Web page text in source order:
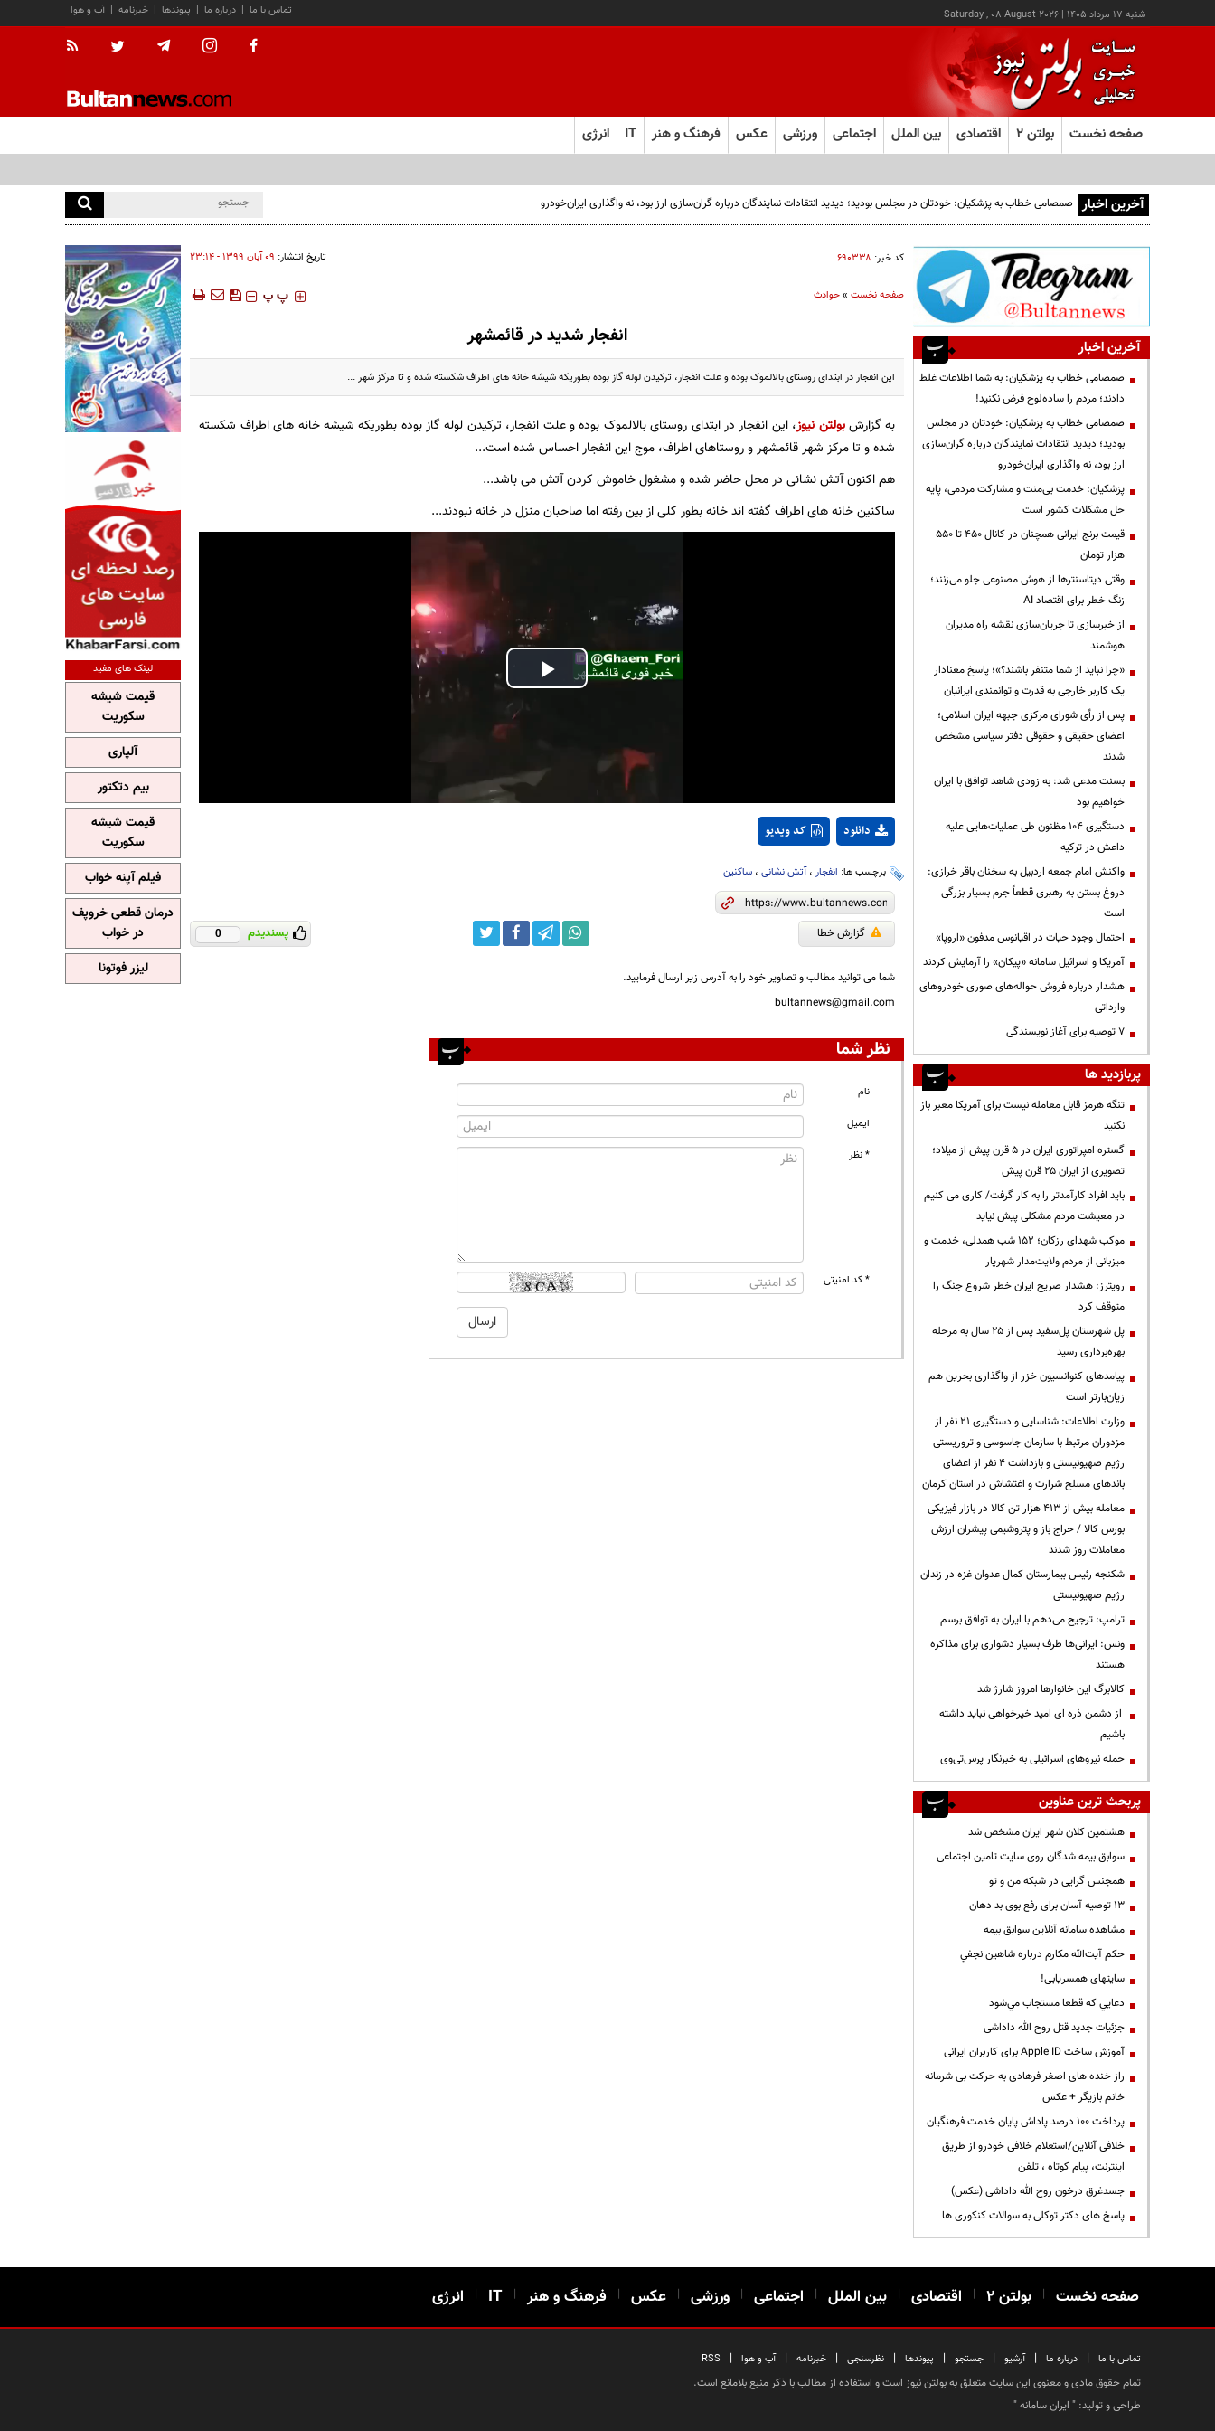
شنبه ۱۷ مرداد ۱۴۰۵ |
Saturday , 08 August 2026 آب و هوا | خبرنامه | پیوندها | درباره ما | تماس با ما
صفحه نخست بولتن ۲ اقتصادی بین الملل اجتماعی ورزشی عکس فرهنگ و هنر IT انرژی
آخرین اخبار صمصامی خطاب به پزشکیان: خودتان در مجلس بودید؛ دیدید انتقادات نمایندگان درباره گران‌سازی ارز بود، نه واگذاری ایران‌خودرو
کد خبر: ۶۹۰۳۳۸ تاریخ انتشار: ۰۹ آبان ۱۳۹۹ - ۲۳:۱۴
صفحه نخست»حوادث ‍‍‍ پ پ
انفجار شدید در قائمشهر
این انفجار در ابتدای روستای بالالموک بوده و علت انفجار، ترکیدن لوله گاز بوده بطوریکه شیشه خانه های اطراف شکسته شده و تا مرکز شهر ...
به گزارشبولتن نیوز، این انفجار در ابتدای روستای بالالموک بوده و علت انفجار، ترکیدن لوله گاز بوده بطوریکه شیشه خانه های اطراف شکسته
شده و تا مرکز شهر قائمشهر و روستاهای اطراف، موج این انفجار احساس شده است...
هم اکنون آتش نشانی در محل حاضر شده و مشغول خاموش کردن آتش می باشد...
ساکنین خانه های اطراف گفته اند خانه بطور کلی از بین رفته اما صاحبان منزل در خانه نبودند...
Play
کد ویدیو دانلود
برچسب ها: انفجار،آتش نشانی، ساکنین
گزارش خطا پسندیدم 0
شما می توانید مطالب و تصاویر خود را به آدرس زیر ارسال فرمایید.
bultannews@gmail.com
نظر شما
نام
ایمیل
* نظر
* کد امنیتی
آخرین اخبار
صمصامی خطاب به پزشکیان: به شما اطلاعات غلط
دادند؛ مردم را ساده‌لوح فرض نکنید!
صمصامی خطاب به پزشکیان: خودتان در مجلس
بودید؛ دیدید انتقادات نمایندگان درباره گران‌سازی
ارز بود، نه واگذاری ایران‌خودرو
پزشکیان: خدمت بی‌منت و مشارکت مردمی، پایه
حل مشکلات کشور است
قیمت‌ برنج ایرانی همچنان در کانال ۴۵۰ تا ۵۵۰
هزار تومان
وقتی دیتاسنترها از هوش مصنوعی جلو می‌زنند؛
زنگ خطر برای اقتصاد AI
از خبرسازی تا جریان‌سازی نقشه راه مدیران
هوشمند
«چرا نباید از شما متنفر باشند؟»؛ پاسخ معنادار
یک کاربر خارجی به قدرت و توانمندی ایرانیان
پس از رأی شورای مرکزی جبهه ایران اسلامی؛
اعضای حقیقی و حقوقی دفتر سیاسی مشخص
شدند
بسنت مدعی شد: به زودی شاهد توافق با ایران
خواهیم بود
دستگیری ۱۰۴ مظنون طی عملیات‌هایی علیه
داعش در ترکیه
واکنش امام جمعه اردبیل به سخنان باقر خرازی:
دروغ بستن به رهبری قطعاً جرم بسیار بزرگی
است
احتمال وجود حیات در اقیانوس مدفون «اروپا»
آمریکا و اسرائیل سامانه «پیکان» را آزمایش کردند
هشدار درباره فروش حواله‌های صوری خودروهای
وارداتی
۷ توصیه برای آغاز نویسندگی
پربازدید ها
تنگه هرمز قابل معامله نیست برای آمریکا معبر باز
نکنید
گستره امپراتوری ایران در ۵ قرن پیش از میلاد؛
تصویری از ایران ۲۵ قرن پیش
باید افراد کارآمدتر را به کار گرفت/ کاری می کنیم
در معیشت مردم مشکلی پیش نیاید
موکب شهدای رزکان؛ ۱۵۲ شب همدلی، خدمت و
میزبانی از مردم ولایت‌مدار شهریار
رویترز: هشدار صریح ایران خطر شروع جنگ را
متوقف کرد
پل شهرستان پل‌سفید پس از ۲۵ سال به مرحله
بهره‌برداری رسید
پیامدهای کنوانسیون خزر از واگذاری بحرین هم
زیان‌بارتر است
وزارت اطلاعات: شناسایی و دستگیری ۲۱ نفر از
مزدوران مرتبط با سازمان جاسوسی و تروریستی
رژیم صهیونیستی و بازداشت ۴ نفر از اعضای
باندهای مسلح شرارت و اغتشاش در استان کرمان
معامله بیش از ۴۱۳ هزار تن کالا در بازار فیزیکی
بورس کالا / حراج باز و پتروشیمی پیشران ارزش
معاملات روز شدند
شکنجه رئیس بیمارستان کمال عدوان غزه در زندان
رژیم صهیونیستی
ترامپ: ترجیح می‌دهم با ایران به توافق برسم
ونس: ایرانی‌ها طرف بسیار دشواری برای مذاکره
هستند
کالابرگ این خانوارها امروز شارژ شد
از دشمن ذره ای امید خیرخواهی نباید داشته
باشیم
حمله نیروهای اسرائیلی به خبرنگار پرس‌تی‌وی
پربحث ترین عناوین
هشتمین کلان شهر ایران مشخص شد
سوابق بیمه شدگان روی سایت تامین اجتماعی
همجنس گرایی در شبکه من و تو
13 توصیه آسان برای رفع بوی بد دهان
مشاهده سامانه آنلاين سوابق بیمه
حكم آيت‌الله مكارم درباره شاهين نجفي
سایتهای همسریابی!
دعايي كه قطعا مستجاب مي‌شود
جزئیات جدید قتل روح الله داداشی
آموزش ساخت Apple ID برای کاربران ایرانی
راز خنده های اصغر فرهادی به حرکت بی شرمانه
خانم بازیگر + عکس
پرداخت ۱۰۰ درصد پاداش پایان خدمت فرهنگیان
خلافی آنلاین/استعلام خلافی خودرو از طریق
اینترنت، پیام کوتاه ، تلفن
جسدغرق درخون روح الله داداشی (عکس)
پاسخ های دکتر توکلی به سوالات کنکوری ها
لینک های مفید
قیمت شیشه
سکوریت
آلپاری
بیم دتکتور
قیمت شیشه
سکوریت
فیلم آپنه خواب
درمان قطعی خروپف
در خواب
لیزر فوتونا
صفحه نخست | بولتن ۲ | اقتصادی | بین الملل | اجتماعی | ورزشی | عکس | فرهنگ و هنر |
IT
| انرژی
تماس با ما | درباره ما | آرشیو | جستجو | پیوندها | نظرسنجی | خبرنامه | آب و هوا |
RSS
تمام حقوق مادی و معنوی این سایت متعلق به بولتن نیوز است و استفاده از مطالب با ذکر منبع بلامانع است.
طراحی و تولید: " ایران سامانه"